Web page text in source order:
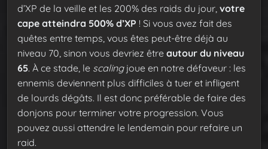
d’XP de la veille et les 200% des raids du jour, votre
cape atteindra 500% d’XP ! Si vous avez fait des
quêtes entre temps, vous êtes peut-être déjà au
niveau 70, sinon vous devriez être autour du niveau
65. À ce stade, le scalingjoue en notre défaveur : les
ennemis deviennent plus difficiles à tuer et infligent
de lourds dégâts. Il est donc préférable de faire des
donjons pour terminer votre progression. Vous
pouvez aussi attendre le lendemain pour refaire un
raid.